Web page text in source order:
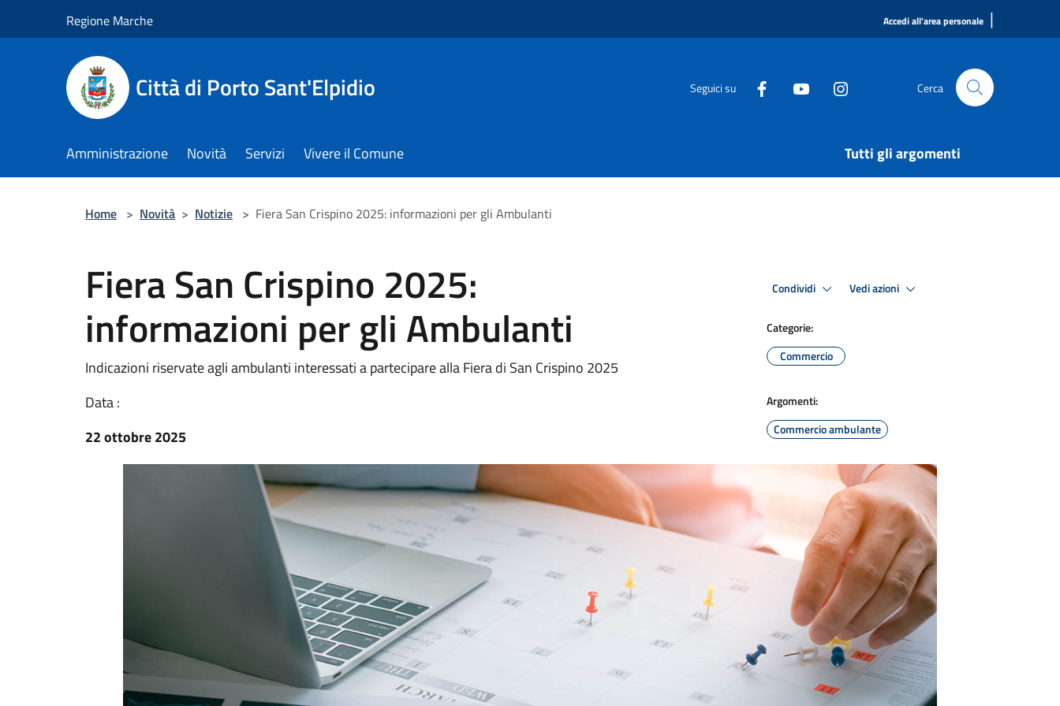
Regione Marche Accedi all'area personale |
Città di Porto Sant'Elpidio Seguici su Cerca
Amministrazione Novità Servizi Vivere il Comune Tutti gli argomenti
Home > Novità > Notizie > Fiera San Crispino 2025: informazioni per gli Ambulanti
Fiera San Crispino 2025:
informazioni per gli Ambulanti
Indicazioni riservate agli ambulanti interessati a partecipare alla Fiera di San Crispino 2025
Data :
22 ottobre 2025
Condividi Vedi azioni
Categorie:
Commercio
Argomenti:
Commercio ambulante